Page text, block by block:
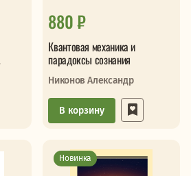
880 ₽
Квантовая механика и
парадоксы сознания
Никонов Александр
В корзину
Новинка